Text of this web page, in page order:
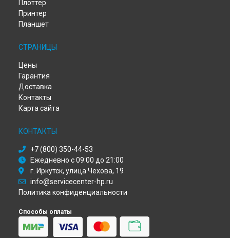
Диагностика компьютера HP в
Диагностика компьютера HP в
Диагностика компьютера HP в
Диагностика компьютера HP в
Диагностика компьютера HP в
Диагностика компьютера HP в
Плоттер
Принтер
Планшет
СТРАНИЦЫ
Цены
Гарантия
Доставка
Контакты
Карта сайта
КОНТАКТЫ
+7 (800) 350-44-53
Ежедневно с 09:00 до 21:00
г. Иркутск, улица Чехова, 19
info@servicecenter-hp.ru
Политика конфиденциальности
Способы оплаты